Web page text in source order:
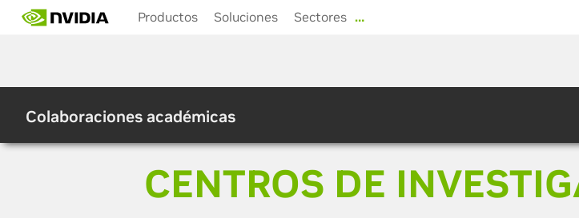
Productos Soluciones Sectores …
Colaboraciones académicas
CENTROS DE